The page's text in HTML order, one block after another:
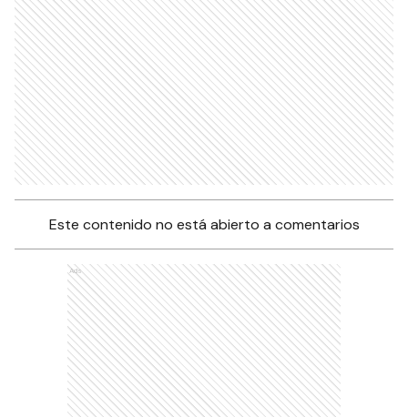
Este contenido no está abierto a comentarios
Ads